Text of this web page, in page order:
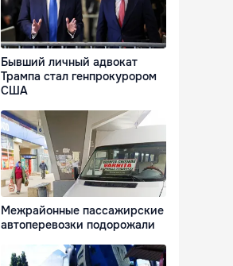
Бывший личный адвокат
Трампа стал генпрокурором
США
Межрайонные пассажирские
автоперевозки подорожали